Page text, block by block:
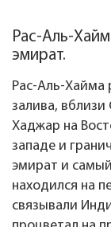
Рас-Аль-
эмират.
Рас-Аль-Хайма
залива,
Хаджар на
западе и
эмират и
находился на
связывали